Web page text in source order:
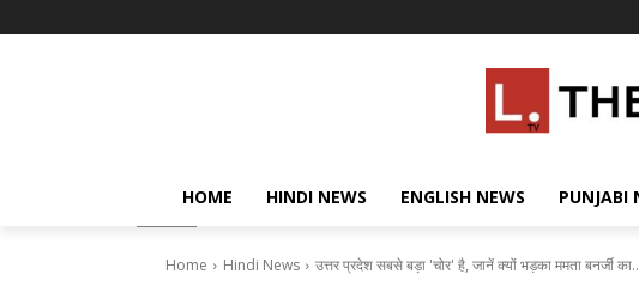
HOME HINDI NEWS ENGLISH NEWS PUNJABI
Home Hindi News उत्तर प्रदेश सबसे बड़ा 'चोर' है, जानें क्यों भड़का ममता बनर्जी